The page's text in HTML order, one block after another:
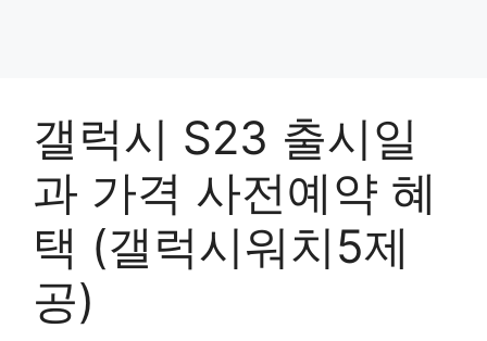
갤럭시 S23 출시일
과 가격 사전예약 혜
택 (갤럭시워치5제
공)